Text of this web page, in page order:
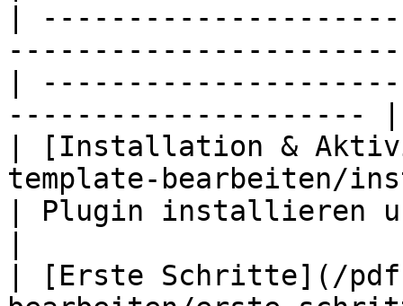
|
|
--------------------- |
| [Installation &
template-bearbeiten/
| Plugin installieren
| [Erste Schritte](/pdf-